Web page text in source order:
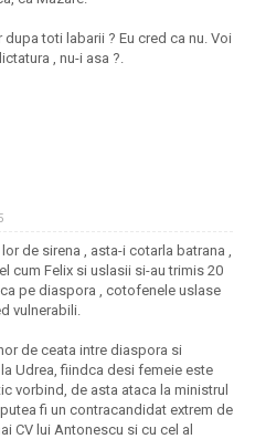
dupa toti labarii ? Eu cred ca nu. Voi
, nu-i asa ?.
de sirena , asta-i cotarla batrana ,
cum Felix si uslasii si-au trimis 20
pe diaspora , cotofenele uslase
vulnerabili.
de ceata intre diaspora si
Udrea, fiindca desi femeie este
vorbind, de asta ataca la ministrul
fi un contracandidat extrem de
CV lui Antonescu si cu cel al